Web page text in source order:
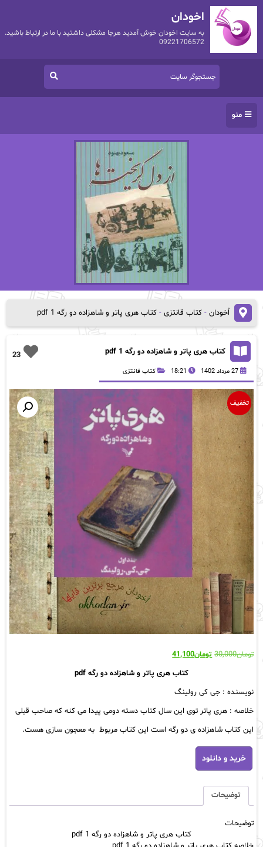
اخودان
به سایت اخودان خوش آمدید هرجا مشکلی داشتید با ما در ارتباط باشید.
09221706572
منو
اُخودان- کتاب قانتزی- کتاب‌ هری‌ پاتر‌ و شاهزاده دو رگه 1 pdf
23 کتاب‌ هری‌ پاتر‌ و شاهزاده دو رگه 1 pdf
27 مرداد 1402 18:21 کتاب قانتزی
تخفیف
تومان30,000 قیمت
تومان30,000
بود.
تومان41,100قیمت
تومان41,100.
کتاب هری پاتر و شاهزاده دو رگه‌ pdf
نویسنده : جی‌ کی‌ رولینگ‌
خلاصه : هری پاتر توی این‌ سال کتاب دسته دومی‌ پیدا می‌ کنه که‌ صاحب‌ قبلی‌
این‌ کتاب‌ شاهزاده‌ ی‌ دو‌ رگه‌ است این‌ کتاب‌ مربوط به‌ معجون‌ سازی‌ هست.
کتاب‌
هری‌
پاتر‌
شاهزاده
دو
1
خرید و دانلود
توضیحات
توضیحات
کتاب‌ هری‌ پاتر‌ و شاهزاده دو رگه 1 pdf